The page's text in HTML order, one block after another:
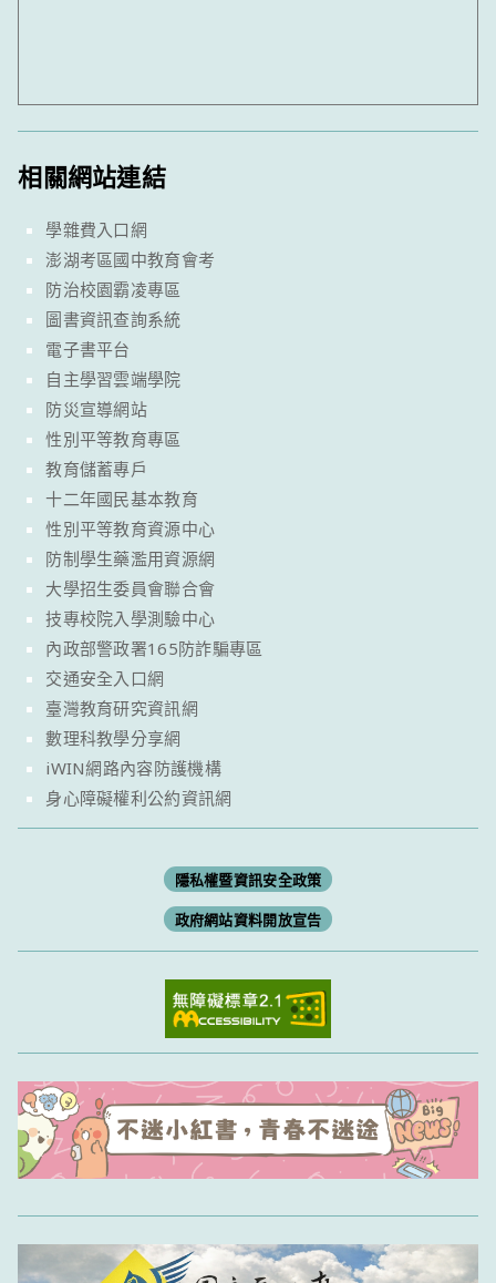
相關網站連結
學雜費入口網
澎湖考區國中教育會考
防治校園霸凌專區
圖書資訊查詢系統
電子書平台
自主學習雲端學院
防災宣導網站
性別平等教育專區
教育儲蓄專戶
十二年國民基本教育
性別平等教育資源中心
防制學生藥濫用資源網
大學招生委員會聯合會
技專校院入學測驗中心
內政部警政署165防詐騙專區
交通安全入口網
臺灣教育研究資訊網
數理科教學分享網
iWIN網路內容防護機構
身心障礙權利公約資訊網
隱私權暨資訊安全政策
政府網站資料開放宣告